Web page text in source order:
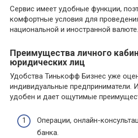
Сервис имеет удобные функции,
комфортные условия для
национальной и иностранной валюте.
Преимущества личного
юридических лиц
Удобства Тинькофф Бизнес уже
индивидуальные предприниматели.
удобен и дает ощутимые
Операции, онлайн-
банка.